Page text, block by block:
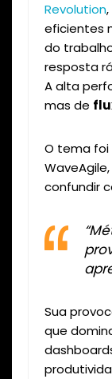
Revolution
eficientes
do
resposta
A alta
mas de
O tema foi
confundir
Sua
que